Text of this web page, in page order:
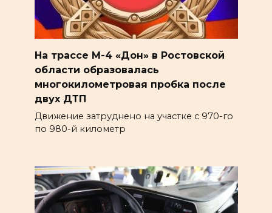
На трассе М-4 «Дон» в Ростовской
области образовалась
многокилометровая пробка после
двух ДТП
Движение затруднено на участке с 970-го
по 980-й километр